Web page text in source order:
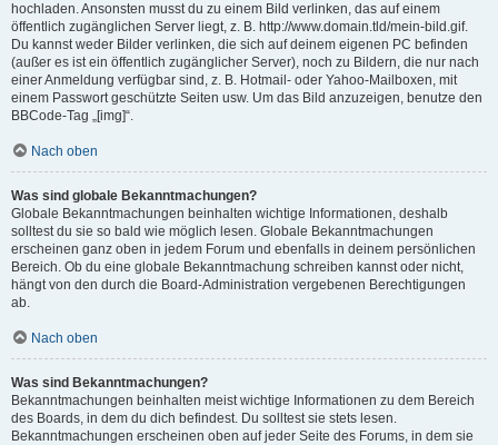
hochladen. Ansonsten musst du zu einem Bild verlinken, das auf einem
öffentlich zugänglichen Server liegt, z. B. http://www.domain.tld/mein-bild.gif.
Du kannst weder Bilder verlinken, die sich auf deinem eigenen PC befinden
(außer es ist ein öffentlich zugänglicher Server), noch zu Bildern, die nur nach
einer Anmeldung verfügbar sind, z. B. Hotmail- oder Yahoo-Mailboxen, mit
einem Passwort geschützte Seiten usw. Um das Bild anzuzeigen, benutze den
BBCode-Tag „[img]“.
Nach oben
Was sind globale Bekanntmachungen?
Globale Bekanntmachungen beinhalten wichtige Informationen, deshalb
solltest du sie so bald wie möglich lesen. Globale Bekanntmachungen
erscheinen ganz oben in jedem Forum und ebenfalls in deinem persönlichen
Bereich. Ob du eine globale Bekanntmachung schreiben kannst oder nicht,
hängt von den durch die Board-Administration vergebenen Berechtigungen
ab.
Nach oben
Was sind Bekanntmachungen?
Bekanntmachungen beinhalten meist wichtige Informationen zu dem Bereich
des Boards, in dem du dich befindest. Du solltest sie stets lesen.
Bekanntmachungen erscheinen oben auf jeder Seite des Forums, in dem sie